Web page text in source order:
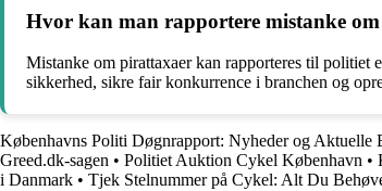
Hvor kan man rapportere mistanke
Mistanke om pirattaxaer kan rapporteres til politiet
sikkerhed, sikre fair konkurrence i branchen og
Københavns Politi Døgnrapport: Nyheder og Aktuelle
Greed.dk-sagen • Politiet Auktion Cykel København •
i Danmark • Tjek Stelnummer på Cykel: Alt Du